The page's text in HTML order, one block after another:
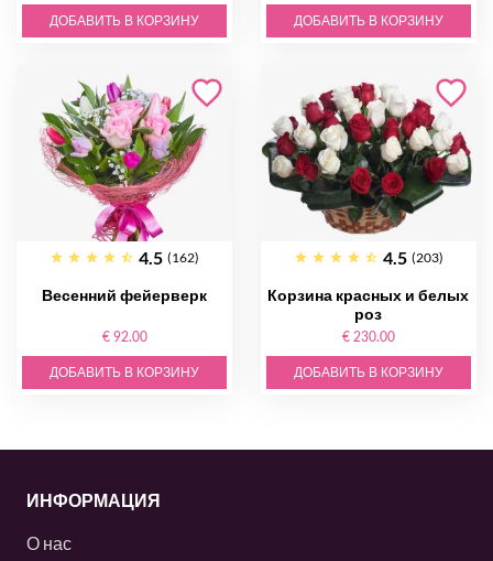
ДОБАВИТЬ В КОРЗИНУ ДОБАВИТЬ В КОРЗИНУ
4.5 (162)
Весенний фейерверк
€ 92.00
ДОБАВИТЬ В КОРЗИНУ
4.5 (203)
Корзина красных и белых
роз
€ 230.00
ДОБАВИТЬ В КОРЗИНУ
ИНФОРМАЦИЯ
О нас